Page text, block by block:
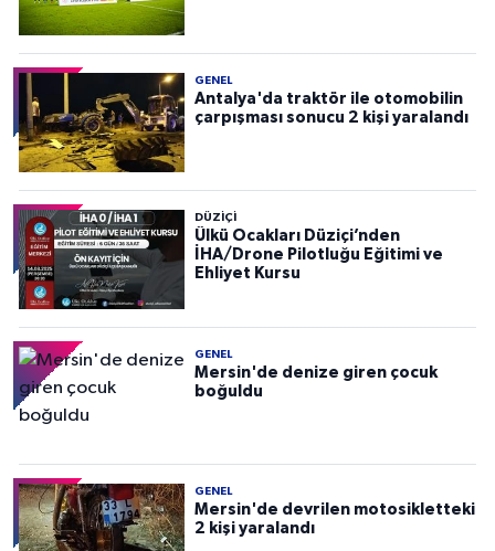
GENEL
Antalya'da traktör ile otomobilin
çarpışması sonucu 2 kişi yaralandı
DÜZIÇI
Ülkü Ocakları Düziçi’nden
İHA/Drone Pilotluğu Eğitimi ve
Ehliyet Kursu
GENEL
Mersin'de denize giren çocuk
boğuldu
GENEL
Mersin'de devrilen motosikletteki
2 kişi yaralandı